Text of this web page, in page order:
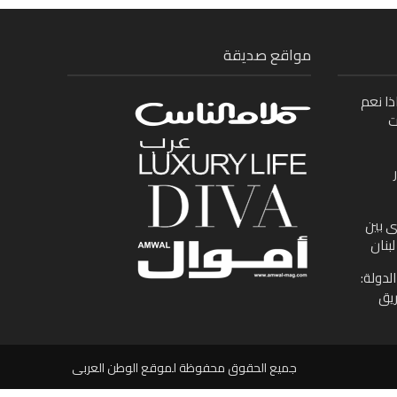
مواقع صديقة
نعم
بين
جميع الحقوق محفوظة لموقع الوطن العربى